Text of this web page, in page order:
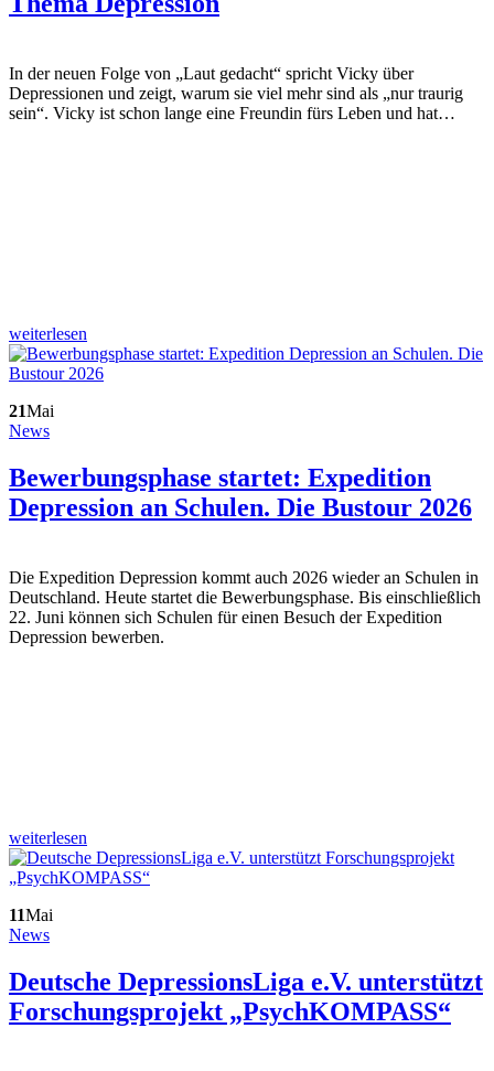
In der neuen Folge von „Laut gedacht“ spricht Vicky über
Depressionen und zeigt, warum sie viel mehr sind als „nur traurig
sein“. Vicky ist schon lange eine Freundin fürs Leben und hat…
weiterlesen
21Mai
News
Bewerbungsphase startet: Expedition
Depression an Schulen. Die Bustour 2026
Die Expedition Depression kommt auch 2026 wieder an Schulen in
Deutschland. Heute startet die Bewerbungsphase. Bis einschließlich
22. Juni können sich Schulen für einen Besuch der Expedition
Depression bewerben.
weiterlesen
11Mai
News
Deutsche DepressionsLiga e.V. unterstützt
Forschungsprojekt „PsychKOMPASS“